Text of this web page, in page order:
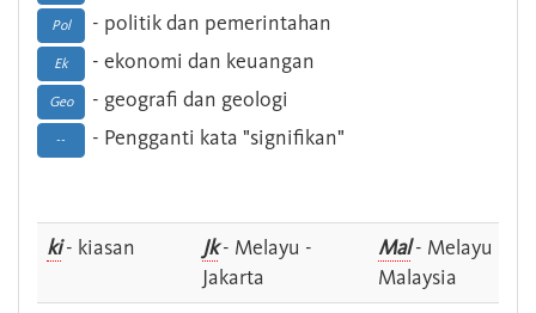
Pol - politik dan pemerintahan
Ek - ekonomi dan keuangan
Geo - geografi dan geologi
-- - Pengganti kata "signifikan"
ki- kiasan Jk- Melayu -
Jakarta
Mal- Melayu -
Malaysia